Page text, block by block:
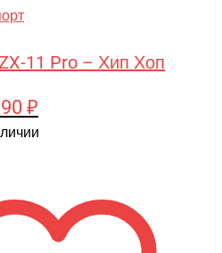
11 Pro – Хип Хоп
₽
цена: